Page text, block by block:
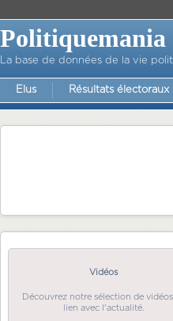
Politiquemania
La base de données de la vie
Elus Résultats électoraux
Vidéos
Découvrez notre sélection de
lien avec l'actualité.